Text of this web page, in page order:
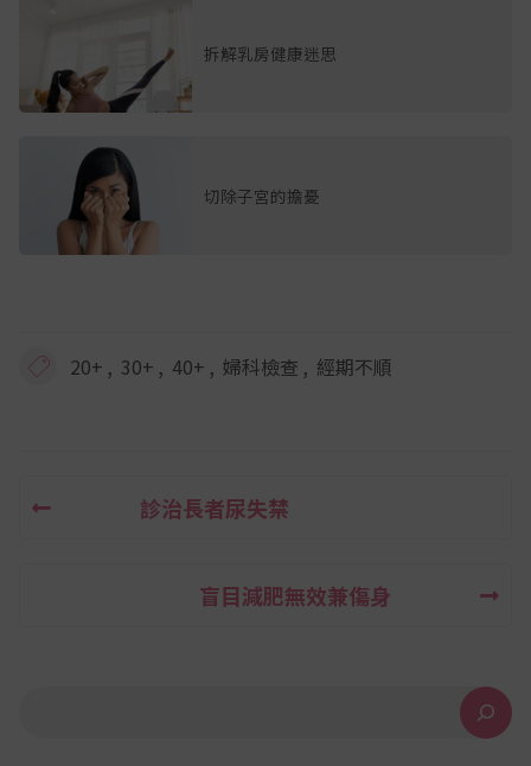
拆解乳房健康迷思
切除子宮的擔憂
20+ , 30+ , 40+ , 婦科檢查 , 經期不順
診治長者尿失禁
盲目減肥無效兼傷身